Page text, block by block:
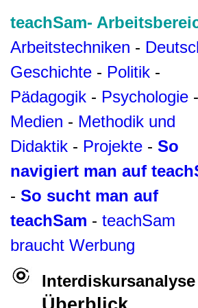
teachSam-
Arbeitstechniken -
Geschichte - Politik -
Pädagogik - Psychologie -
Medien - Methodik und
Didaktik - Projekte - So
navigiert man auf
- So sucht man auf
teachSam - teachSam
braucht Werbung
Interdiskursanalyse